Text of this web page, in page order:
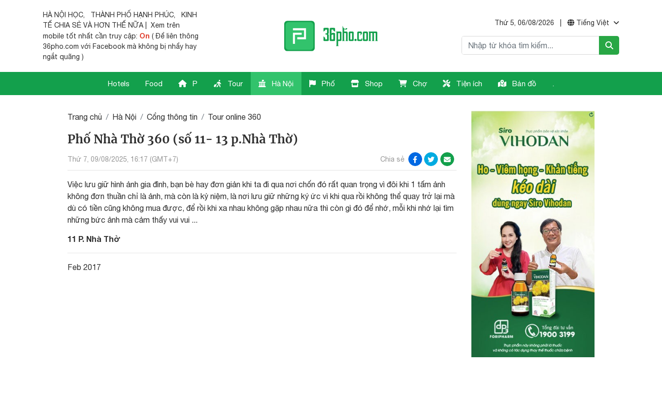
HÀ NỘI HỌC, THÀNH PHỐ HẠNH PHÚC,
KINH
TẾ CHIA SẺ VÀ HƠN THẾ NỮA | Xem trên
mobile tốt nhất cần truy cập: On ( Để liên thông
36pho.com với Facebook mà không bị nhẩy hay
ngắt quãng )
Thứ 5, 06/08/2026 Tiếng Việt
Hotels Food P Tour Hà Nội Phố Shop Chợ Tiện ích Bản đồ .
Trang chủ Hà Nội Cổng thông tin Tour online 360
Phố Nhà Thờ 360 (số 11- 13 p.Nhà Thờ)
Thứ 7, 09/08/2025, 16:17 (GMT+7) Chia sẻ
Việc lưu giữ hình ảnh gia đình, bạn bè hay đơn giản khi ta đi qua nơi chốn đó rất quan trọng vì đôi khi 1 tấm ảnh
không đơn thuần chỉ là ảnh, mà còn là kỷ niệm, là nơi lưu giữ những ký ức vì khi qua rồi không thể quay trở lại mà
dù có tiền cũng không mua được, để rồi khi xa nhau không gặp nhau nữa thì còn gì đó để nhớ, mỗi khi nhớ lại tìm
những bức ảnh mà cảm thấy vui vui ...
11 P. Nhà Thờ
Feb 2017